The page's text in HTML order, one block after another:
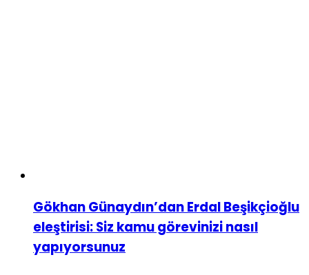
Gökhan Günaydın’dan Erdal Beşikçioğlu
eleştirisi: Siz kamu görevinizi nasıl
yapıyorsunuz